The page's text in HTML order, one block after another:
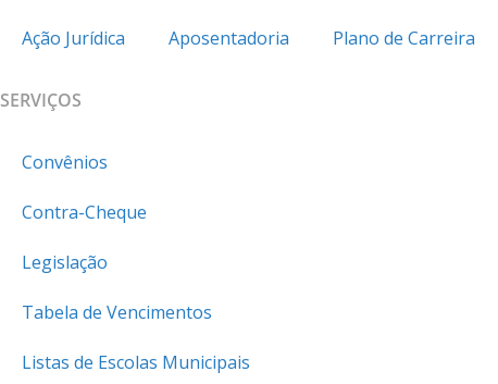
Ação Jurídica Aposentadoria Plano de Carreira
SERVIÇOS
Convênios
Contra-Cheque
Legislação
Tabela de Vencimentos
Listas de Escolas Municipais